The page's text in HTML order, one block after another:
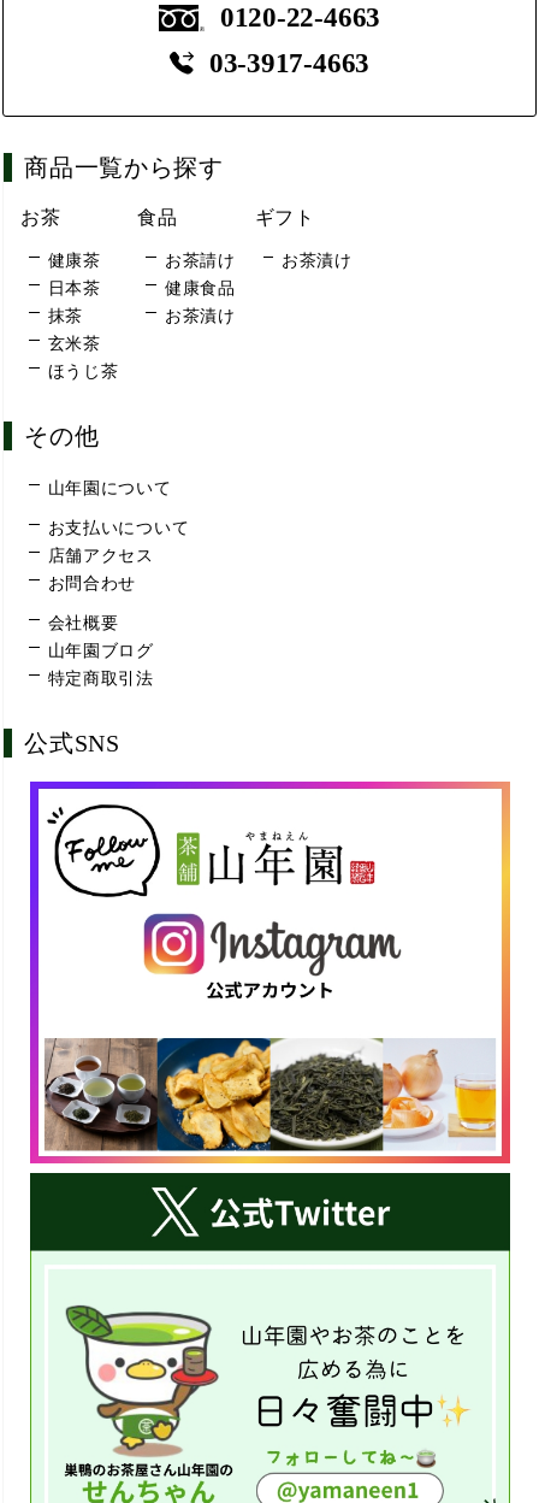
0120-22-4663
03-3917-4663
商品一覧から探す
お茶
健康茶
日本茶
抹茶
玄米茶
ほうじ茶
食品
お茶請け
健康食品
お茶漬け
ギフト
お茶漬け
その他
山年園について
お支払いについて
店舗アクセス
お問合わせ
会社概要
山年園ブログ
特定商取引法
公式SNS